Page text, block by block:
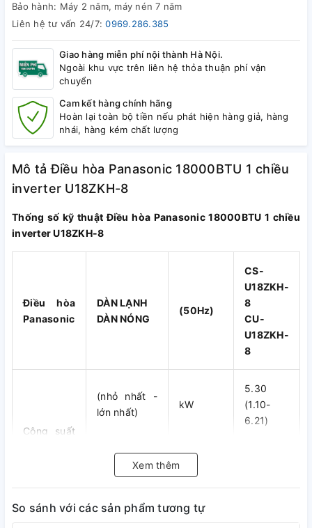
Bảo hành: Máy 2 năm, máy nén 7 năm
Liên hệ tư vấn 24/7:0969.286.385
Giao hàng miễn phí nội thành Hà Nội.
Ngoài khu vực trên liên hệ thỏa thuận phí vận
chuyển
Cam kết hàng chính hãng
Hoàn lại toàn bộ tiền nếu phát hiện hàng giả, hàng
nhái, hàng kém chất lượng
Mô tả Điều hòa Panasonic 18000BTU 1 chiều
inverter U18ZKH-8
Thống số kỹ thuật Điều hòa Panasonic 18000BTU 1 chiều
inverter U18ZKH-8
Điều hòa
Panasonic
DÀN LẠNH
DÀN NÓNG
(50Hz)
CS-
U18ZKH-
8
CU-
U18ZKH-
8
Công suất
(nhỏ nhất -
lớn nhất)
kW
5.30
(1.10-
6.21)
(nhỏ nhất -
Btu/h
21,200)
Xem thêm
So sánh với các sản phẩm tương tự